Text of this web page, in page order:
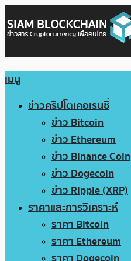
เมนู
ข่าวคริปโตเคอเรนซี่
ข่าว Bitcoin
ข่าว Ethereum
ข่าว Binance Coin
ข่าว Dogecoin
ข่าว Ripple (XRP)
ราคาและการวิเคราะห์
ราคา Bitcoin
ราคา Ethereum